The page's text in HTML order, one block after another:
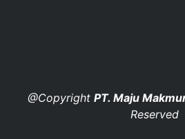
@Copyright PT. Maju
Reserved